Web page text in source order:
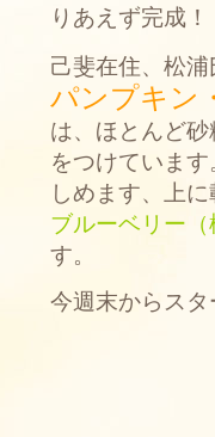
りあえず完成！
己斐在住、松
パンプキン
は、ほとんど
をつけてい
しめます、上
ブルーベリー
す。 う
今週末からス